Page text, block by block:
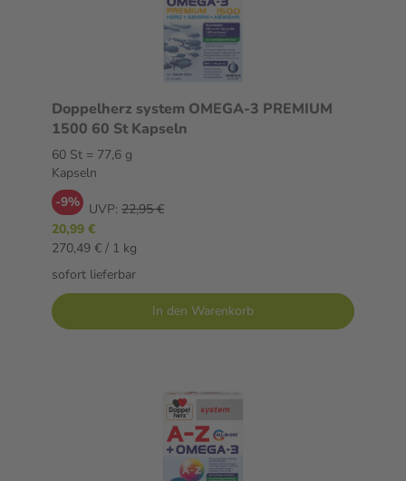
Doppelherz system OMEGA-3 PREMIUM
1500 60 St Kapseln
60 St = 77,6 g
Kapseln
-9% UVP: 22,95 €
20,99 €
270,49 € / 1 kg
sofort lieferbar
In den Warenkorb